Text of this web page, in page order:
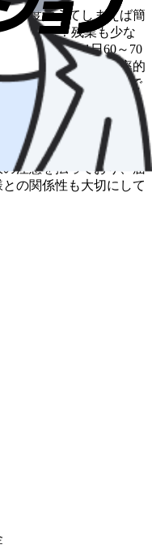
一度覚えてしまえば簡
配達なし！残業も少な
配送件数は1日60～70
ンに20～30件を効率的
離は1日20～30km程で
で、基本的に台車を使
、玄関前に置かせてい
た、6～8名程のチーム
て配送しています。
注意を払っており、届
の関係性も⼤切にして